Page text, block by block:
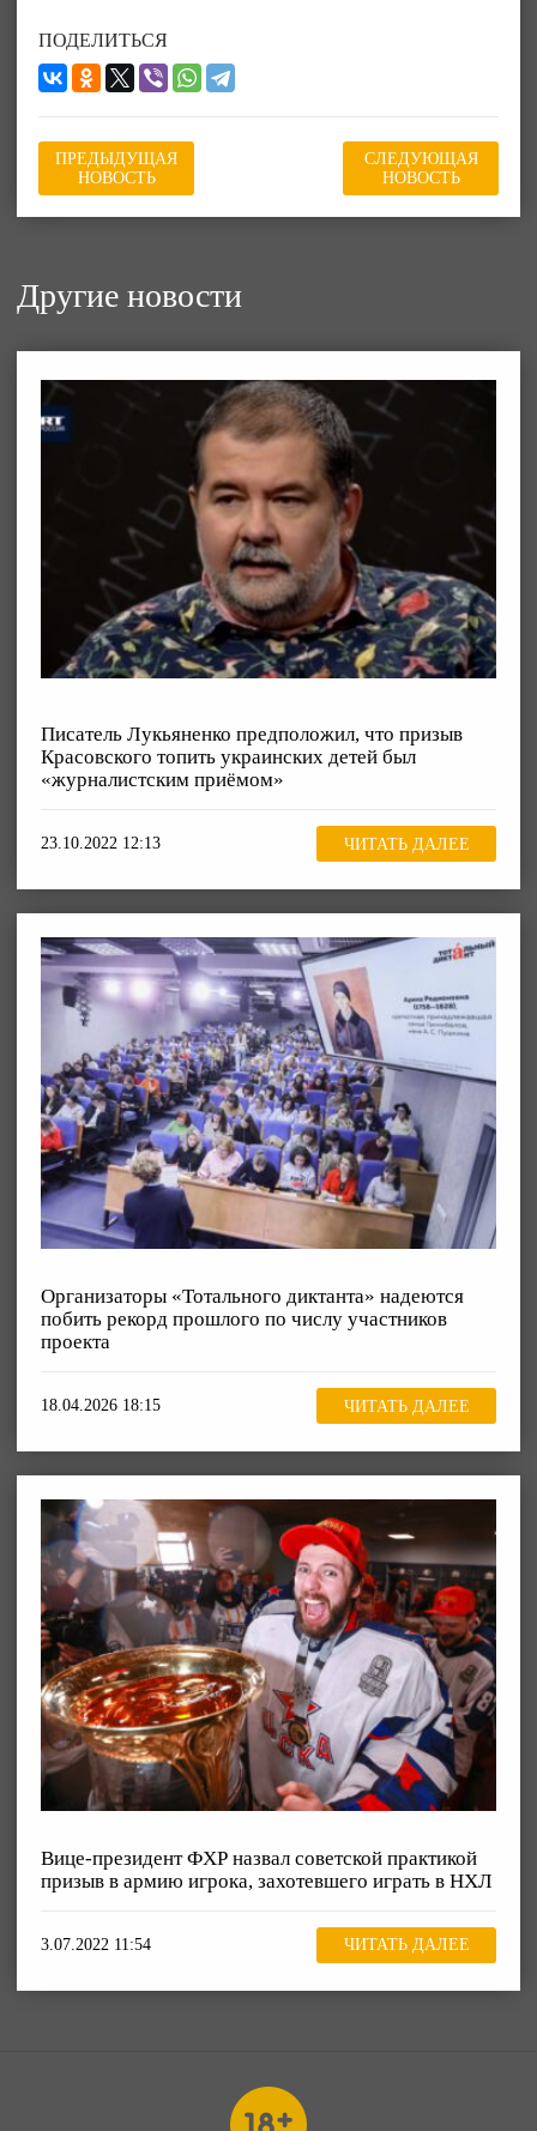
ПОДЕЛИТЬСЯ
ПРЕДЫДУЩАЯ
НОВОСТЬ
СЛЕДУЮЩАЯ
НОВОСТЬ
Другие новости
Писатель Лукьяненко предположил, что призыв
Красовского топить украинских детей был
«журналистским приёмом»
23.10.2022 12:13 ЧИТАТЬ ДАЛЕЕ
Организаторы «Тотального диктанта» надеются
побить рекорд прошлого по числу участников
проекта
18.04.2026 18:15 ЧИТАТЬ ДАЛЕЕ
Вице-президент ФХР назвал советской практикой
призыв в армию игрока, захотевшего играть в НХЛ
3.07.2022 11:54 ЧИТАТЬ ДАЛЕЕ